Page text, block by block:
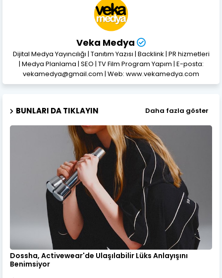
Veka Medya
Dijital Medya Yayıncılığı | Tanıtım Yazısı | Backlink | PR hizmetleri
| Medya Planlama | SEO | TV Film Program Yapım | E-posta:
vekamedya@gmail.com | Web: www.vekamedya.com
BUNLARI DA TIKLAYIN Daha fazla göster
Dossha, Activewear'de Ulaşılabilir Lüks Anlayışını
Benimsiyor